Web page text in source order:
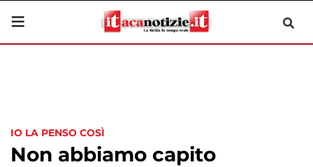
IO LA PENSO COSÌ
Non abbiamo capito